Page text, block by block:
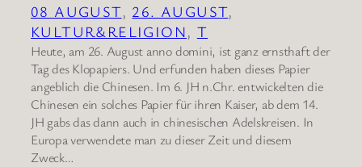
08 AUGUST, 26. AUGUST
KULTUR&RELIGION, T
Heute, am 26. August anno domini, ist ganz ernsthaft der
Tag des Klopapiers. Und erfunden haben dieses Papier
angeblich die Chinesen. Im 6. JH n.Chr. entwickelten die
Chinesen ein solches Papier für ihren Kaiser, ab dem 14.
JH gabs das dann auch in chinesischen Adelskreisen. In
Europa verwendete man zu dieser Zeit und diesem
Zweck…